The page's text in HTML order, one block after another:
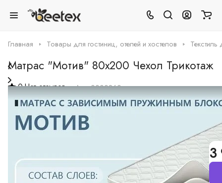
Главная Товары для гостиниц, отелей и хостелов Текстиль
Матрас "Мотив" 80х200 Чехол Трикотаж
0Нет отзывов Арт.0000260
Размер матраса, см. :80х200
80х200
90х200
160х200
180х200
Трикотаж
Жаккард
3